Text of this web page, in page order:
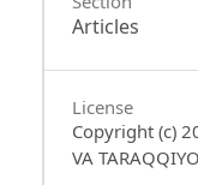
Articles
License
Copyright (c)
VA